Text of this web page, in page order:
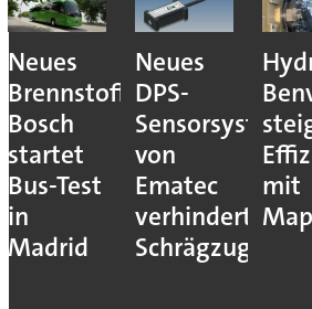
Neues
Brennstoffzellensystem:
Bosch
startet
Bus-Test
in
Madrid
Neues
DPS-
Sensorsystem
von
Ematec
verhindert
Schrägzug
mit